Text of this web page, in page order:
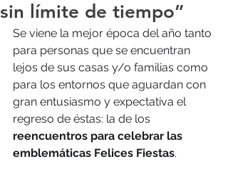
sin límite de tiempo”
Se viene la mejor época del año tanto
para personas que se encuentran
lejos de sus casas y/o familias como
para los entornos que aguardan con
gran entusiasmo y expectativa el
regreso de éstas: la de los
reencuentros para celebrar las
emblemáticas Felices Fiestas.